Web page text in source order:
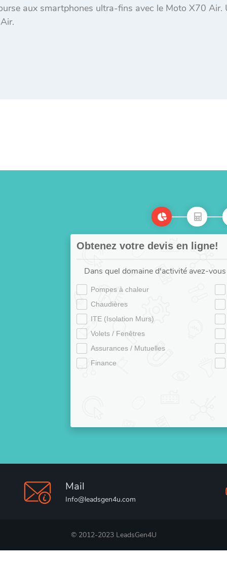
aux smartphones ultra-fins avec le Moto X70 Air.
Obtenez votre devis en ligne!
Dans quel domaine d'activité avez-
Pompes à chaleur
Chaudières
ITE (Isolation Murs)
Volets / Fenêtres
Assurances / Mutuelles
Finance
Mail
Info@leadsgen4u.com
© 2012-2023 LeadsGen4U